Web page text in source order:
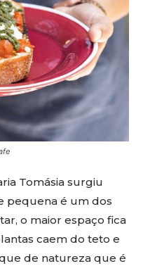
Tomásia surgiu
pequena é um dos
o maior espaço fica
caem do teto e
de natureza que é